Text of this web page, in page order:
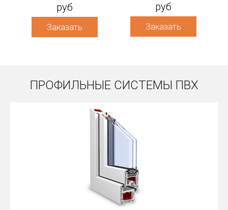
руб
Заказать
руб
Заказать
ПРОФИЛЬНЫЕ СИСТЕМЫ ПВХ